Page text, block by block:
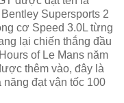
Supersports 2
cơ Speed 3.0L từng
lại chiến thắng đầu
of Le Mans năm
thêm vào, đây là
đạt vận tốc 100